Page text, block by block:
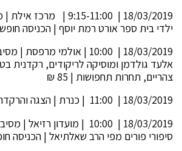
18/03/2019 | 9:15-11:00
ילדי בית ספר אורט רמת יוסף | הכניסה
18/03/2019 | 10:00 | אולמי
אלעד גולדמן ומוסיקה לריקודים, רקדנית
צהריים, תחרות תחפושות | 85 ₪
18/03/2019 | 11:00 | כנרת | הצגה והרקדה
18/03/2019 | 10:00 | מועדון
סיפורי פורים מפי הרב שאלתיאל | הכניסה